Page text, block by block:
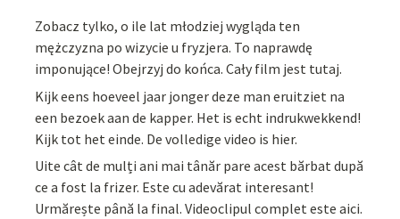
Zobacz tylko, o ile lat młodziej wygląda ten
mężczyzna po wizycie u fryzjera. To naprawdę
imponujące! Obejrzyj do końca. Cały film jest tutaj.
Kijk eens hoeveel jaar jonger deze man eruitziet na
een bezoek aan de kapper. Het is echt indrukwekkend!
Kijk tot het einde. De volledige video is hier.
Uite cât de mulți ani mai tânăr pare acest bărbat după
ce a fost la frizer. Este cu adevărat interesant!
Urmărește până la final. Videoclipul complet este aici.